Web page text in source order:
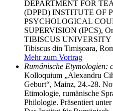
DEPARTMENT FOR
(DPPD) INSTITUTE OF
PSYCHOLOGICAL
SUPERVISION (IPCS),
TIBISCUS UNIVERSITY
Tibiscus din Timișoara,
Mehr zum Vortrag
Rumänische Etymologien:
Kolloquium „Alexandru
Geburt“, Mainz, 24.-28.
Etimologie, rumänische
Philologie. Präsentiert